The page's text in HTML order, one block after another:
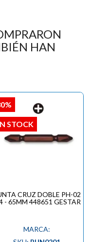
HAN
CRUZ DOBLE PH-02
- 65MM 448651 GESTAR
MARCA:
STOCK